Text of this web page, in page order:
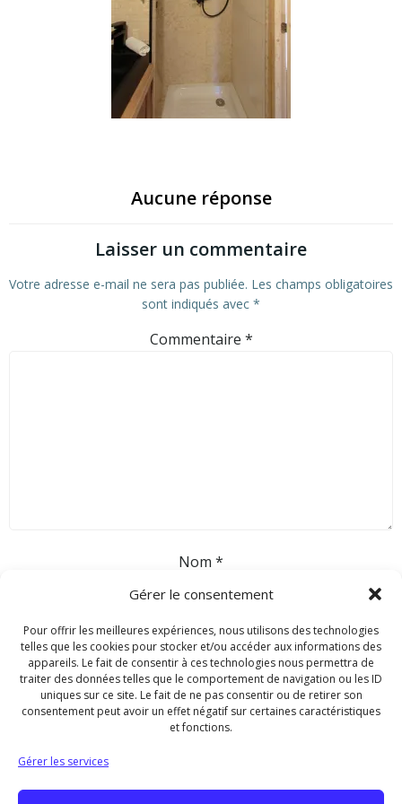
Gérer le consentement
Pour offrir les meilleures expériences, nous utilisons des technologies
telles que les cookies pour stocker et/ou accéder aux informations des
appareils. Le fait de consentir à ces technologies nous permettra de
traiter des données telles que le comportement de navigation ou les ID
uniques sur ce site. Le fait de ne pas consentir ou de retirer son
consentement peut avoir un effet négatif sur certaines caractéristiques
et fonctions.
Gérer les services
Aucune réponse
Laisser un commentaire
Votre adresse e-mail ne sera pas publiée. Les champs obligatoires
sont indiqués avec *
Commentaire *
Nom *
E-mail *
Site web